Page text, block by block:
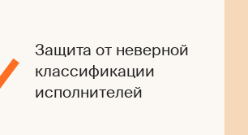
Защита от неверной
классификации
исполнителей